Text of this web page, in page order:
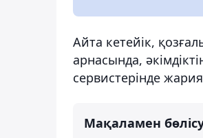
Айта кетейік,
арнасында,
сервистерінде
Мақаламен